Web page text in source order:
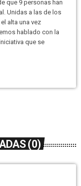
que 9 personas han
Unidas a las de los
alta una vez
hablado con la
que se
(0)